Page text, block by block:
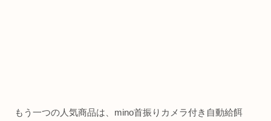
もう一つの人気商品は、mino首振りカメラ付き自動給餌